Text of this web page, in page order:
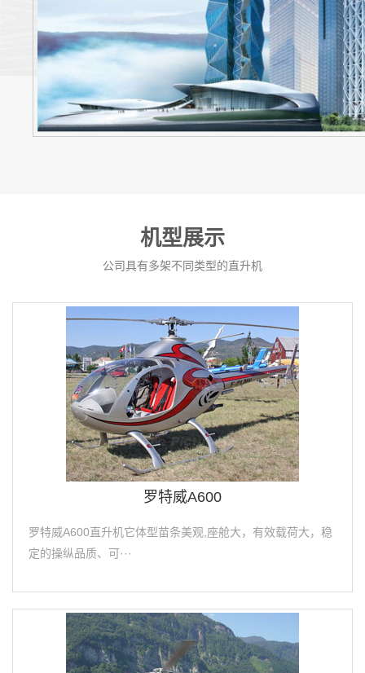
机型展示
公司具有多架不同类型的直升机
罗特威A600
罗特威A600直升机它体型苗条美观,座舱大，有效载荷大，稳
定的操纵品质、可···